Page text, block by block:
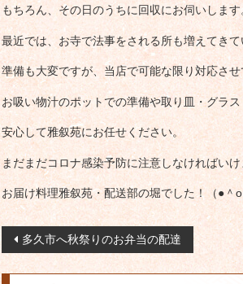
もちろん、その日のうちに回収にお伺いします
最近では、お寺で法事をされる所も増えてきて
準備も大変ですが、当店で可能な限り対応させ
お吸い物汁のポットでの準備や取り皿・グラ
安心して雅叙苑にお任せください。
まだまだコロナ感染予防に注意しなければい
お届け料理雅叙苑・配送部の堀でした！（●＾
投
稿
多久市へ秋祭りのお弁当の配達